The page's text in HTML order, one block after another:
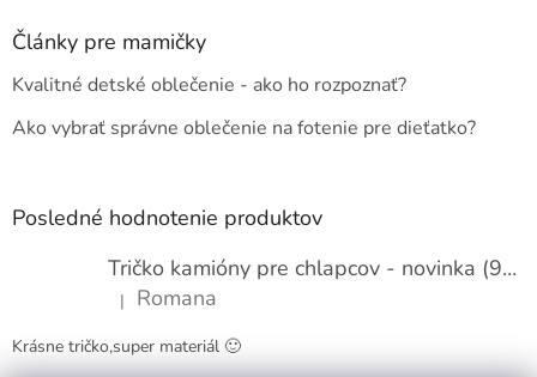
Články pre mamičky
Kvalitné detské oblečenie - ako ho rozpoznať?
Ako vybrať správne oblečenie na fotenie pre dieťatko?
Posledné hodnotenie produktov
Tričko kamióny pre chlapcov - novinka (98-134)
Hodnotenie produktu je 5 z 5 hviezdičiek.
| Romana
Krásne tričko,super materiál 🙂